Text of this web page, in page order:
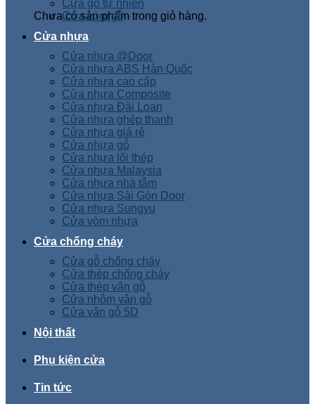
Chưa có sản phẩm trong giỏ hàng.
Cửa gỗ tự nhiên
Cửa vòm gỗ
Cửa nhựa
Cửa nhựa @Door
Cửa nhựa ABS Hàn Quốc
Cửa nhựa cao cấp
Cửa nhựa Composite
Cửa nhựa Đài Loan
Cửa nhựa ghép thanh
Cửa nhựa giá rẻ
Cửa nhựa gỗ
Cửa nhựa lõi thép
Cửa nhựa Malaysia
Cửa nhựa nhà tắm
Cửa nhựa Sài Gòn Door
Cửa nhựa Sungyu
Cửa vòm nhựa
Cửa chống cháy
Cửa gỗ chống cháy
Cửa thép chống cháy
Cửa thép vân gỗ
Cửa nhôm vân gỗ
Cửa vân gỗ 5D
Nội thất
Phụ kiện cửa
Tin tức